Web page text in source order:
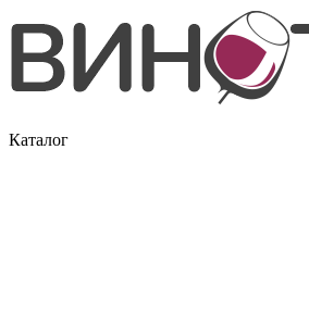
Каталог